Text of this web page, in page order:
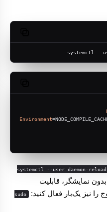
systemctl --
Environment
systemctl --user daemon-
. در یک Pi بدون نمایشگر، قابلیت
نیز یک‌بار فعال کنید:
sudo